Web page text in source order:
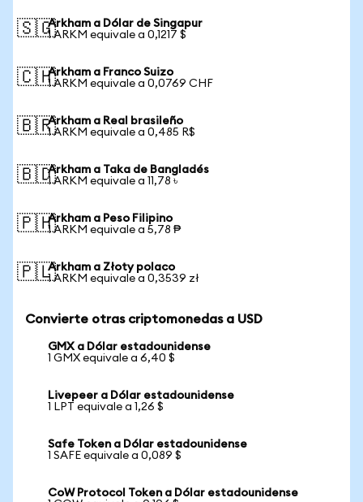
🇸🇬Arkham a Dólar de Singapur
1 ARKM equivale a 0,1217 $
🇨🇭Arkham a Franco Suizo
1 ARKM equivale a 0,0769 CHF
🇧🇷Arkham a Real brasileño
1 ARKM equivale a 0,485 R$
🇧🇩Arkham a Taka de Bangladés
1 ARKM equivale a 11,78 ৳
🇵🇭Arkham a Peso Filipino
1 ARKM equivale a 5,78 ₱
🇵🇱Arkham a Złoty polaco
1 ARKM equivale a 0,3539 zł
Convierte otras criptomonedas a USD
GMX a Dólar estadounidense
1 GMX equivale a 6,40 $
Livepeer a Dólar estadounidense
1 LPT equivale a 1,26 $
Safe Token a Dólar estadounidense
1 SAFE equivale a 0,089 $
CoW Protocol Token a Dólar estadounidense